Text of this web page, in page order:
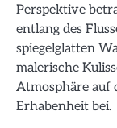
Perspektive
entlang des
spiegelglatten
malerische
Atmosphäre auf
Erhabenheit bei.